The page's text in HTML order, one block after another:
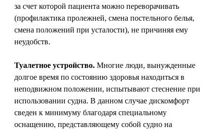
за счет которой пациента можно переворачивать
(профилактика пролежней, смена постельного белья,
смена положений при усталости), не причиняя ему
неудобств.
Туалетное устройство. Многие люди, вынужденные
долгое время по состоянию здоровья находиться в
неподвижном положении, испытывают стеснение при
использовании судна. В данном случае дискомфорт
сведен к минимуму благодаря специальному
оснащению, представляющему собой судно на